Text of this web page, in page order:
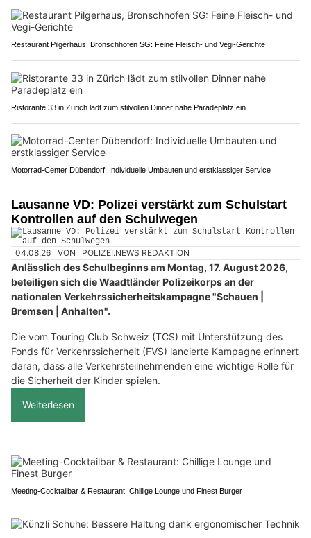
Restaurant Pilgerhaus, Bronschhofen SG: Feine Fleisch- und Vegi-Gerichte
Ristorante 33 in Zürich lädt zum stilvollen Dinner nahe Paradeplatz ein
Motorrad-Center Dübendorf: Individuelle Umbauten und erstklassiger Service
Lausanne VD: Polizei verstärkt zum Schulstart
Kontrollen auf den Schulwegen
04.08.26 VON POLIZEI.NEWS REDAKTION
Anlässlich des Schulbeginns am Montag, 17. August 2026,
beteiligen sich die Waadtländer Polizeikorps an der
nationalen Verkehrssicherheitskampagne "Schauen |
Bremsen | Anhalten".
Die vom Touring Club Schweiz (TCS) mit Unterstützung des
Fonds für Verkehrssicherheit (FVS) lancierte Kampagne erinnert
daran, dass alle Verkehrsteilnehmenden eine wichtige Rolle für
die Sicherheit der Kinder spielen.
Weiterlesen
Meeting-Cocktailbar & Restaurant: Chillige Lounge und Finest Burger